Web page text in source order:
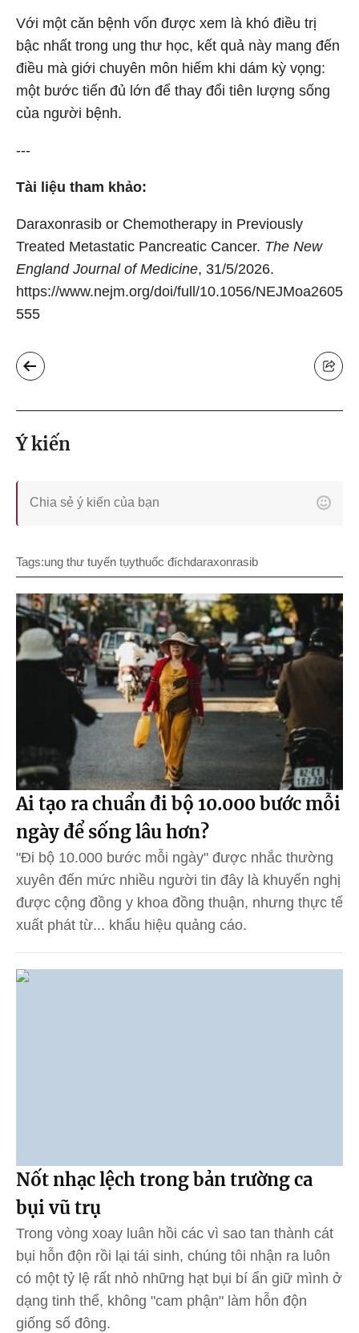
Với một căn bệnh vốn được xem là khó điều trị
bậc nhất trong ung thư học, kết quả này mang đến
điều mà giới chuyên môn hiếm khi dám kỳ vọng:
một bước tiến đủ lớn để thay đổi tiên lượng sống
của người bệnh.
---
Tài liệu tham khảo:
Daraxonrasib or Chemotherapy in Previously
Treated Metastatic Pancreatic Cancer. The New
England Journal of Medicine, 31/5/2026.
https://www.nejm.org/doi/full/10.1056/NEJMoa2605
555
Ý kiến
Tags:ung thư tuyến tụythuốc đíchdaraxonrasib
Ai tạo ra chuẩn đi bộ 10.000 bước mỗi
ngày để sống lâu hơn?
"Đi bộ 10.000 bước mỗi ngày" được nhắc thường
xuyên đến mức nhiều người tin đây là khuyến nghị
được cộng đồng y khoa đồng thuận, nhưng thực tế
xuất phát từ... khẩu hiệu quảng cáo.
Nốt nhạc lệch trong bản trường ca
bụi vũ trụ
Trong vòng xoay luân hồi các vì sao tan thành cát
bụi hỗn độn rồi lại tái sinh, chúng tôi nhận ra luôn
có một tỷ lệ rất nhỏ những hạt bụi bí ẩn giữ mình ở
dạng tinh thể, không "cam phận" làm hỗn độn
giống số đông.